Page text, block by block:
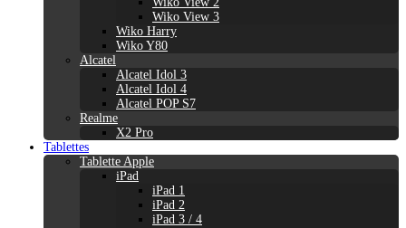
Wiko View 3
Wiko Harry
Wiko Y80
Alcatel
Alcatel Idol 3
Alcatel Idol 4
Alcatel POP S7
Realme
X2 Pro
Tablettes
Tablette Apple
iPad
iPad 1
iPad 2
iPad 3 / 4